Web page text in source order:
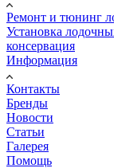
Ремонт и тюнинг
Установка
консервация
Информация
Контакты
Бренды
Новости
Статьи
Галерея
Помощь